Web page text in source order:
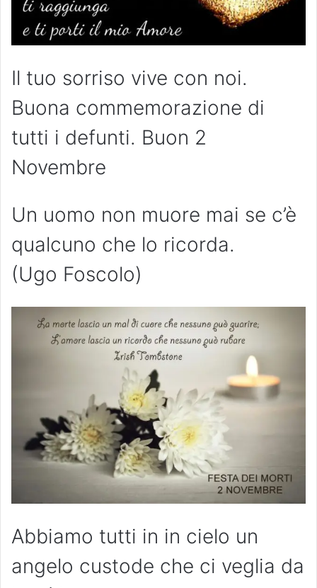
Il tuo sorriso vive con noi.
Buona commemorazione di
tutti i defunti. Buon 2
Novembre
Un uomo non muore mai se c’è
qualcuno che lo ricorda.
(Ugo Foscolo)
Abbiamo tutti in in cielo un
angelo custode che ci veglia da